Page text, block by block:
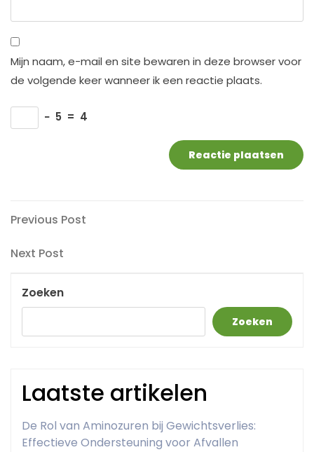
Mijn naam, e-mail en site bewaren in deze browser voor
de volgende keer wanneer ik een reactie plaats.
− 5 = 4
Berichtnavigatie
Previous
Previous Post
Next
Next Post
Zoeken
Zoeken
Laatste artikelen
De Rol van Aminozuren bij Gewichtsverlies:
Effectieve Ondersteuning voor Afvallen